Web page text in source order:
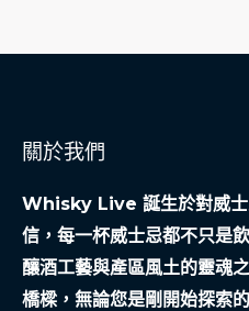
關於我們
Whisky Live 誕生於對威士
信，每一杯威士忌都不只是
釀酒工藝與產區風土的靈魂
橋樑，無論您是剛開始探索